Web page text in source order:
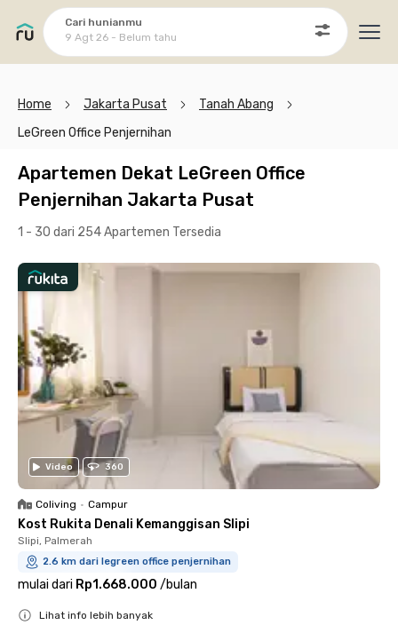
Cari hunianmu
9 Agt 26 - Belum tahu
Home Jakarta Pusat
Tanah Abang
LeGreen Office Penjernihan
Apartemen Dekat LeGreen Office
Penjernihan Jakarta Pusat
1 - 30 dari 254 Apartemen Tersedia
Video 360
Coliving • Campur
Kost Rukita Denali Kemanggisan Slipi
Slipi, Palmerah
2.6 km dari legreen office penjernihan
mulai dari Rp1.668.000 /bulan
Lihat info lebih banyak